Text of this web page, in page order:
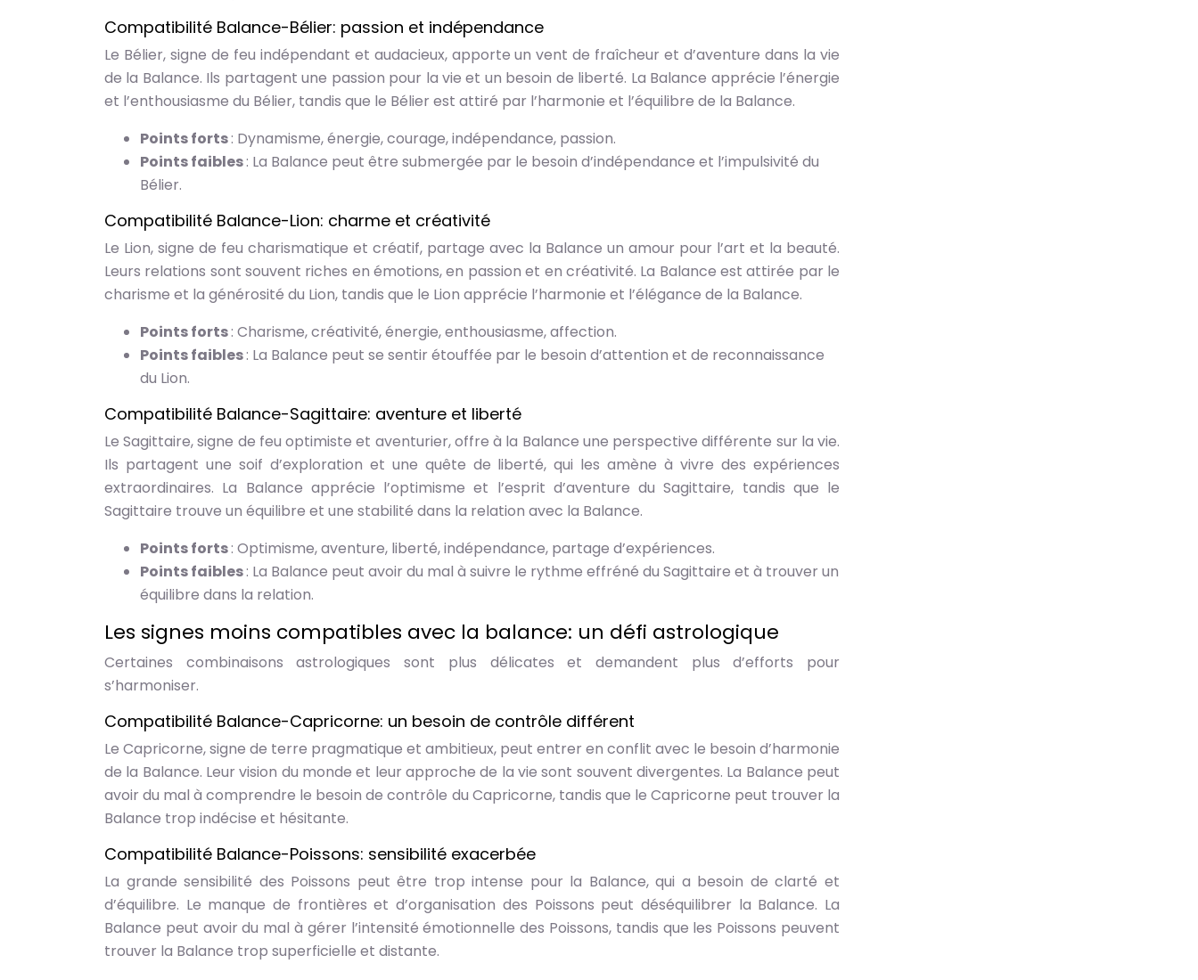
Compatibilité Balance-Bélier: passion et indépendance
Le Bélier, signe de feu indépendant et audacieux, apporte un vent de fraîcheur et d’aventure dans la vie
de la Balance. Ils partagent une passion pour la vie et un besoin de liberté. La Balance apprécie l’énergie
et l’enthousiasme du Bélier, tandis que le Bélier est attiré par l’harmonie et l’équilibre de la Balance.
Points forts: Dynamisme, énergie, courage, indépendance, passion.
Points faibles: La Balance peut être submergée par le besoin d’indépendance et l’impulsivité du
Bélier.
Compatibilité Balance-Lion: charme et créativité
Le Lion, signe de feu charismatique et créatif, partage avec la Balance un amour pour l’art et la beauté.
Leurs relations sont souvent riches en émotions, en passion et en créativité. La Balance est attirée par le
charisme et la générosité du Lion, tandis que le Lion apprécie l’harmonie et l’élégance de la Balance.
Points forts: Charisme, créativité, énergie, enthousiasme, affection.
Points faibles: La Balance peut se sentir étouffée par le besoin d’attention et de reconnaissance
du Lion.
Compatibilité Balance-Sagittaire: aventure et liberté
Le Sagittaire, signe de feu optimiste et aventurier, offre à la Balance une perspective différente sur la vie.
Ils partagent une soif d’exploration et une quête de liberté, qui les amène à vivre des expériences
extraordinaires. La Balance apprécie l’optimisme et l’esprit d’aventure du Sagittaire, tandis que le
Sagittaire trouve un équilibre et une stabilité dans la relation avec la Balance.
Points forts: Optimisme, aventure, liberté, indépendance, partage d’expériences.
Points faibles: La Balance peut avoir du mal à suivre le rythme effréné du Sagittaire et à trouver un
équilibre dans la relation.
Les signes moins compatibles avec la balance: un défi astrologique
Certaines combinaisons astrologiques sont plus délicates et demandent plus d’efforts pour
s’harmoniser.
Compatibilité Balance-Capricorne: un besoin de contrôle différent
Le Capricorne, signe de terre pragmatique et ambitieux, peut entrer en conflit avec le besoin d’harmonie
de la Balance. Leur vision du monde et leur approche de la vie sont souvent divergentes. La Balance peut
avoir du mal à comprendre le besoin de contrôle du Capricorne, tandis que le Capricorne peut trouver la
Balance trop indécise et hésitante.
Compatibilité Balance-Poissons: sensibilité exacerbée
La grande sensibilité des Poissons peut être trop intense pour la Balance, qui a besoin de clarté et
d’équilibre. Le manque de frontières et d’organisation des Poissons peut déséquilibrer la Balance. La
Balance peut avoir du mal à gérer l’intensité émotionnelle des Poissons, tandis que les Poissons peuvent
trouver la Balance trop superficielle et distante.